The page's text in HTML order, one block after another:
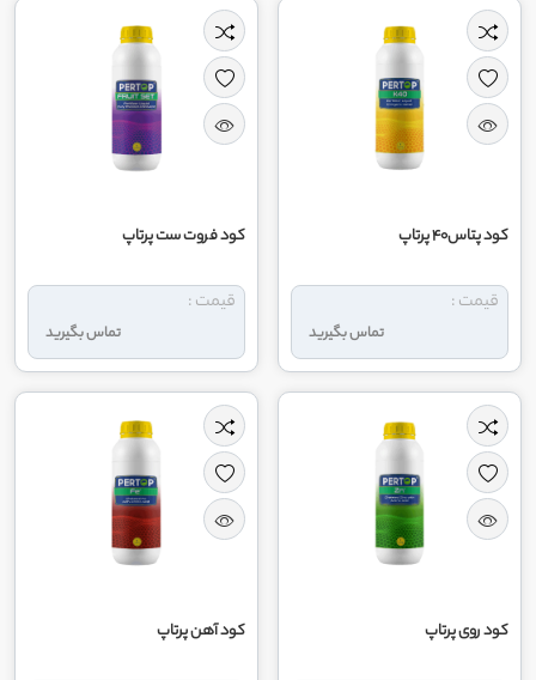
کود پتاس40 پرتاپ
تماس بگیرید
قیمت :
کود فروت ست پرتاپ
تماس بگیرید
قیمت :
کود روی پرتاپ کود آهن پرتاپ